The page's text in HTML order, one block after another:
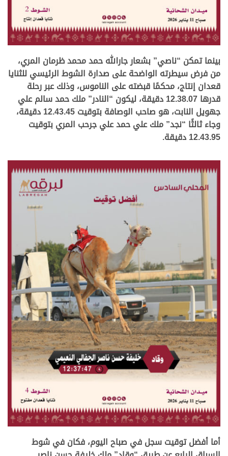
.
بينما تمكن “ناصي” بشعار جارالله حمد محمد ظرمان المري،
من فرض سيطرته الواضحة على صدارة الشوط الرئيسي للثنايا
قعدان إنتاج، محكمًا قبضته على الناموس، وذلك عبر رحلة
قدرها 12.38.07 دقيقة، ليكون “النادر” ملك حمد سالم علي
جهويل النابت، هو صاحب الوصافة بتوقيت 12.43.45 دقيقة،
وجاء ثالثًا “نجد” ملك علي حمد علي جرحب المري بتوقيت
12.43.95 دقيقة.
.
أما أفضل توقيت سجل في صباح اليوم، فكان في شوط